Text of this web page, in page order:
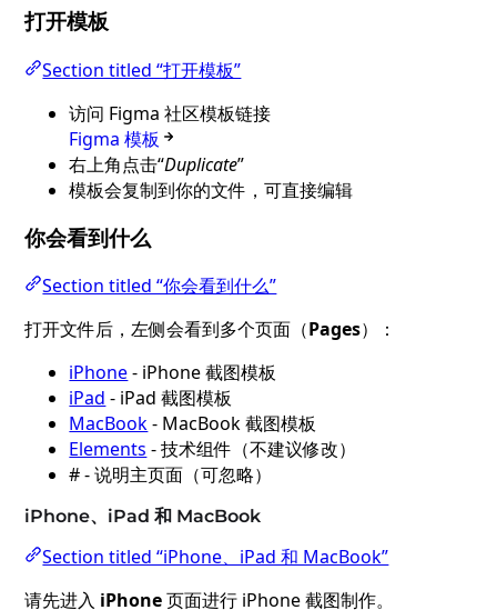
打开模板
Section titled “打开模板”
访问 Figma 社区模板链接
Figma 模板
右上角点击“Duplicate”
模板会复制到你的文件，可直接编辑
你会看到什么
Section titled “你会看到什么”
打开文件后，左侧会看到多个页面（Pages）：
iPhone- iPhone 截图模板
iPad - iPad 截图模板
MacBook- MacBook 截图模板
Elements - 技术组件（不建议修改）
# - 说明主页面（可忽略）
iPhone、iPad 和 MacBook
Section titled “iPhone、iPad 和 MacBook”
请先进入 iPhone页面进行 iPhone 截图制作。